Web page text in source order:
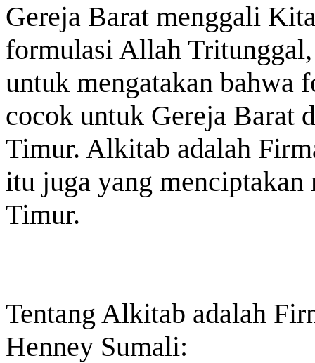
Gereja Barat menggali
formulasi Allah Tritunggal,
untuk mengatakan bahwa
cocok untuk Gereja Barat
Timur. Alkitab adalah
itu juga yang
Timur.
Tentang Alkitab adalah
Henney Sumali: